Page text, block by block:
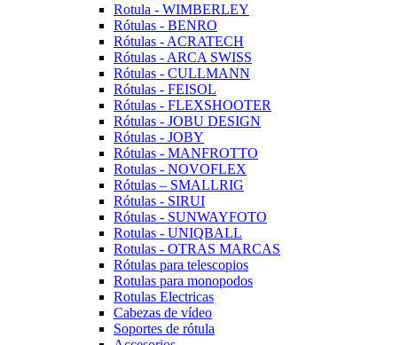
Rotula - WIMBERLEY
Rótulas - BENRO
Rótulas - ACRATECH
Rótulas - ARCA SWISS
Rótulas - CULLMANN
Rótulas - FEISOL
Rótulas - FLEXSHOOTER
Rótulas - JOBU DESIGN
Rótulas - JOBY
Rótulas - MANFROTTO
Rotulas - NOVOFLEX
Rótulas – SMALLRIG
Rótulas - SIRUI
Rótulas - SUNWAYFOTO
Rotulas - UNIQBALL
Rotulas - OTRAS MARCAS
Rótulas para telescopios
Rotulas para monopodos
Rotulas Electricas
Cabezas de vídeo
Soportes de rótula